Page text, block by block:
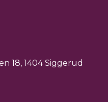
18, 1404 Siggerud